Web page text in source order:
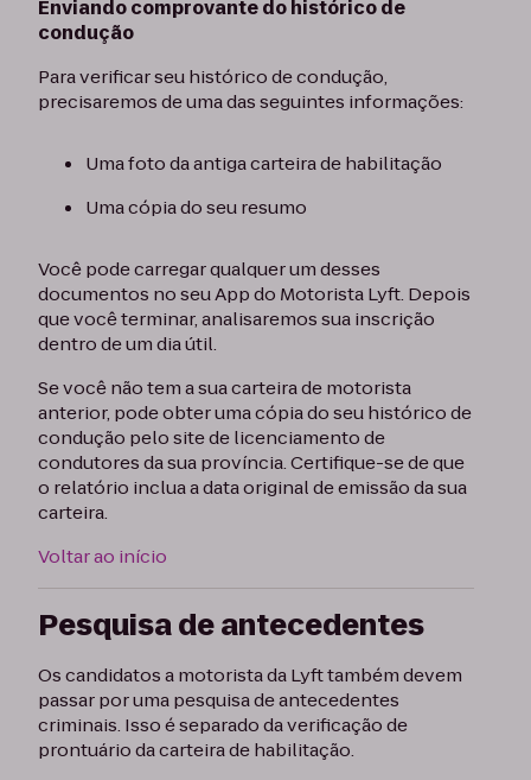
Enviando comprovante do histórico de
condução
Para verificar seu histórico de condução,
precisaremos de uma das seguintes informações:
Uma foto da antiga carteira de habilitação
Uma cópia do seu resumo
Você pode carregar qualquer um desses
documentos no seu App do Motorista Lyft. Depois
que você terminar, analisaremos sua inscrição
dentro de um dia útil.
Se você não tem a sua carteira de motorista
anterior, pode obter uma cópia do seu histórico de
condução pelo site de licenciamento de
condutores da sua província. Certifique-se de que
o relatório inclua a data original de emissão da sua
carteira.
Voltar ao início
Pesquisa de antecedentes
Os candidatos a motorista da Lyft também devem
passar por uma pesquisa de antecedentes
criminais. Isso é separado da verificação de
prontuário da carteira de habilitação.